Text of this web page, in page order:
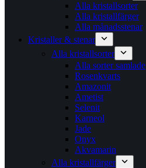
Alla kristallsorter
Alla kristallfärger
Alla månadsstenar
Kristaller & stenar
Alla kristallsorter
Alla sorter samlade
Rosenkvarts
Amazonit
Ametist
Selenit
Karneol
Jade
Onyx
Akvamarin
Alla kristallfärger